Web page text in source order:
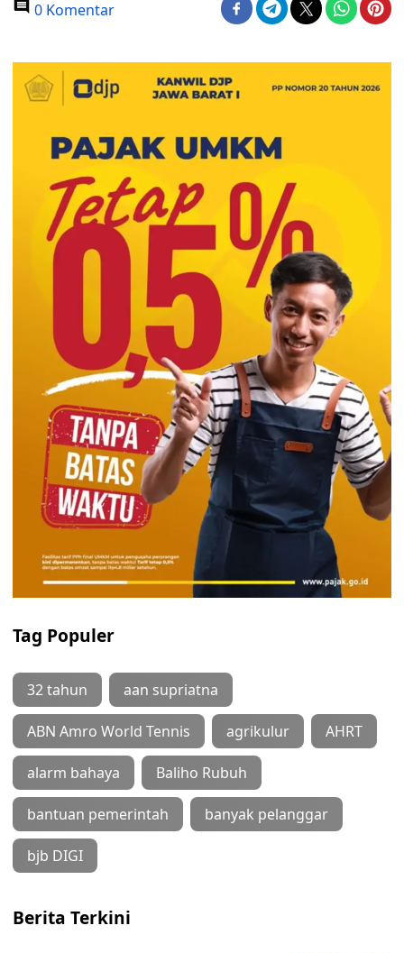
0 Komentar
Tag Populer
32 tahun aan supriatna
ABN Amro World Tennis agrikulur AHRT
alarm bahaya Baliho Rubuh
bantuan pemerintah banyak pelanggar
bjb DIGI
Berita Terkini